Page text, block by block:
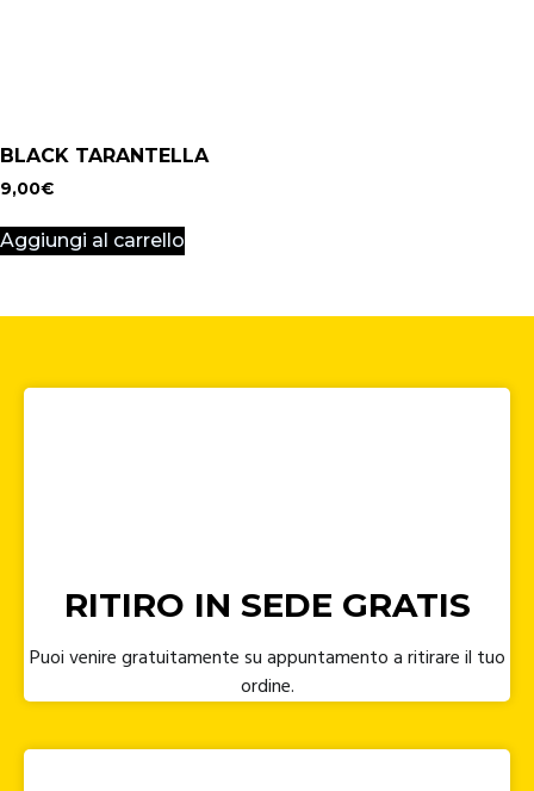
BLACK TARANTELLA
9,00€
Aggiungi al carrello
RITIRO IN SEDE GRATIS
Puoi venire gratuitamente su appuntamento a ritirare il tuo
ordine.